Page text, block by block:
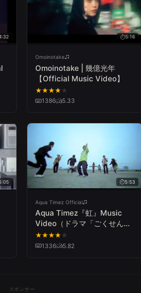
5:16
Omoinotake
Omoinotake | 幾億光年
【Official Music Video】
★★★★ ★
1386
5.33
5:53
Aqua Timez Official
Aqua Timez『虹』Music
Video（ドラマ「ごくせん」
第3シリーズ主題歌）
★★★★ ★
1336
5.82
スポンサー